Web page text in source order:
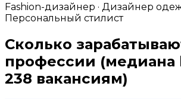
Fashion-дизайнер · Дизайнер
Персональный стилист
Сколько
профессии (медиана
238 вакансиям)